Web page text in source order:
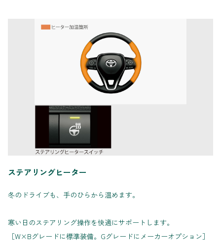
ステアリングヒーター
冬のドライブも、手のひらから温めます。
寒い日のステアリング操作を快適にサポートします。
［W×Bグレードに標準装備。Gグレードにメーカーオプション］